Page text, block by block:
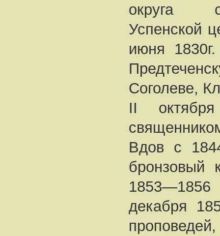
округа
Успенской
июня
Соголеве,
II
Вдов с
бронзовый
декабря